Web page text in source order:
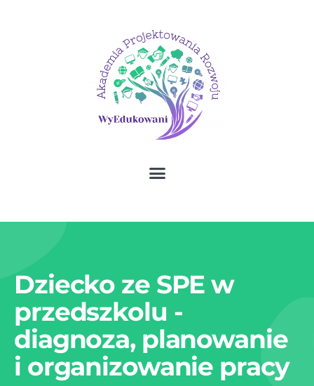
Dziecko ze SPE w
przedszkolu -
diagnoza, planowanie
i organizowanie pracy